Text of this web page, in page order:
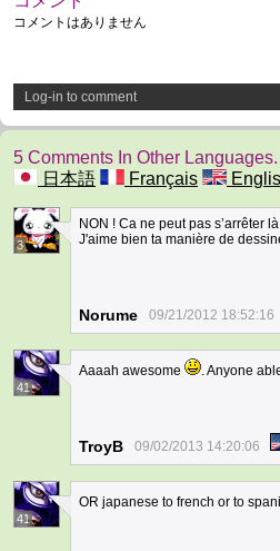
コメントはありません
Log-in to comment
5 Comments In Other Languages.
日本語
Français
3
NON ! Ca ne peut pas s’arrêter
J'aime bien ta manière de
Norume 09/21/2012 18:52:16
41
Aaaah awesome . Anyone
TroyB 09/02/2013 14:20:06
41
OR japanese to french or to